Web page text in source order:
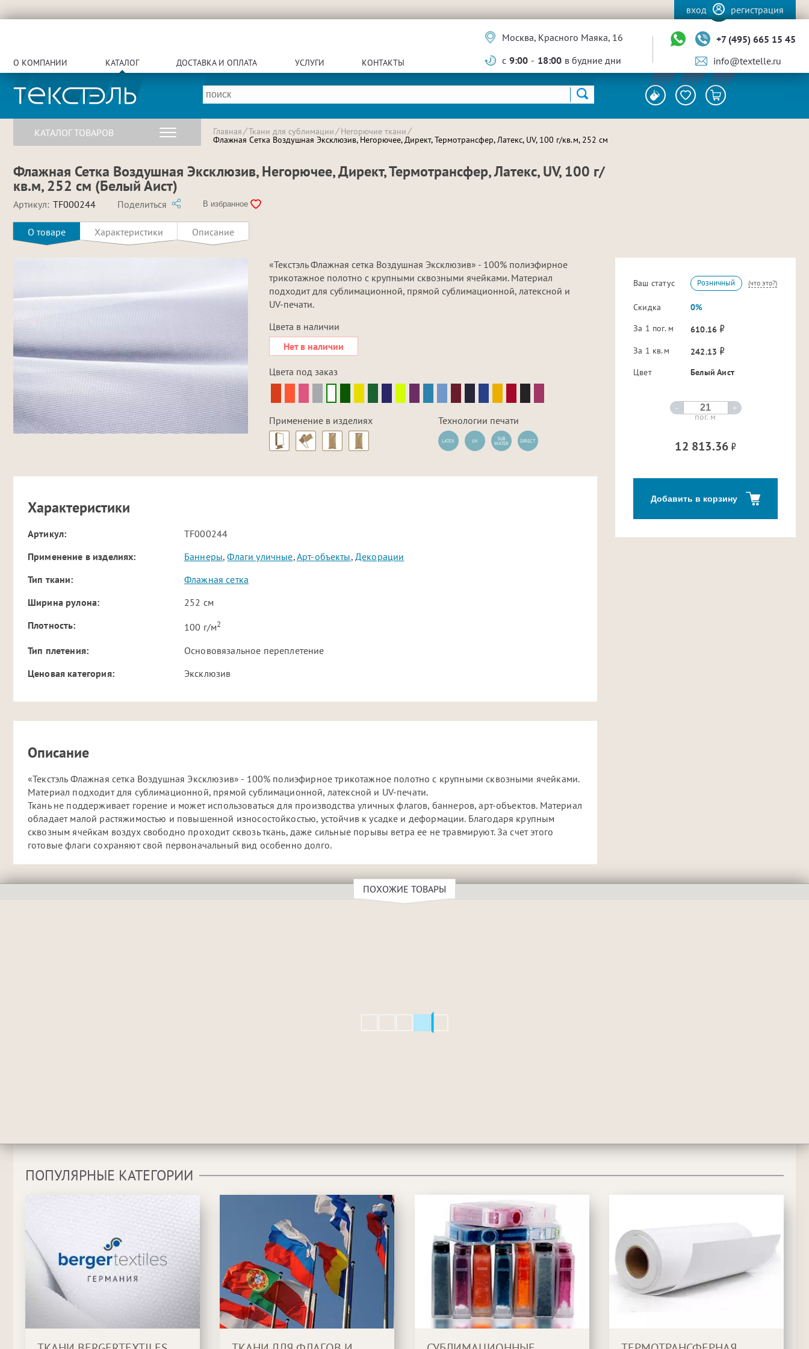
вход регистрация
О КОМПАНИИ КАТАЛОГ ДОСТАВКА И ОПЛАТА УСЛУГИ КОНТАКТЫ
Москва, Красного Маяка, 16
с 9:00 - 18:00 в будние дни
+7 (495) 665 15 45
info@textelle.ru
КАТАЛОГ ТОВАРОВ Главная Ткани для сублимации Негорючие ткани
Флажная Сетка Воздушная Эксклюзив, Негорючее, Директ, Термотрансфер, Латекс, UV, 100 г/кв.м, 252 см
Флажная Сетка Воздушная Эксклюзив, Негорючее, Директ, Термотрансфер, Латекс, UV, 100 г/
кв.м, 252 см (Белый Аист)
Артикул: TF000244 Поделиться В избранное
О товаре Характеристики Описание
«Текстэль Флажная сетка Воздушная Эксклюзив» - 100% полиэфирное
трикотажное полотно с крупными сквозными ячейками. Материал
подходит для сублимационной, прямой сублимационной, латексной и
UV-печати.
Цвета в наличии
Нет в наличии
Цвета под заказ
Применение в изделиях Технологии печати
LATEX UV
SUB
WATER
DIRECT
Характеристики
Артикул:
TF000244
Применение в изделиях:
Баннеры,Флаги уличные,Арт-объекты, Декорации
Тип ткани:
Флажная сетка
Ширина рулона:
252 см
Плотность:
100 г/м2
Тип плетения:
Основовязальное переплетение
Ценовая категория:
Эксклюзив
Описание
«Текстэль Флажная сетка Воздушная Эксклюзив» - 100% полиэфирное трикотажное полотно с крупными сквозными ячейками.
Материал подходит для сублимационной, прямой сублимационной, латексной и UV-печати.
Ткань не поддерживает горение и может использоваться для производства уличных флагов, баннеров, арт-объектов. Материал
обладает малой растяжимостью и повышенной износостойкостью, устойчив к усадке и деформации. Благодаря крупным
сквозным ячейкам воздух свободно проходит сквозь ткань, даже сильные порывы ветра ее не травмируют. За счет этого
готовые флаги сохраняют свой первоначальный вид особенно долго.
Ваш статус Розничный (что это?)
Скидка
0%
За 1 пог. м
610.16
За 1 кв.м
242.13
Цвет
Белый Аист
- +
пог. м
12 813.36
Добавить в корзину
ПОХОЖИЕ ТОВАРЫ
ПОПУЛЯРНЫЕ КАТЕГОРИИ